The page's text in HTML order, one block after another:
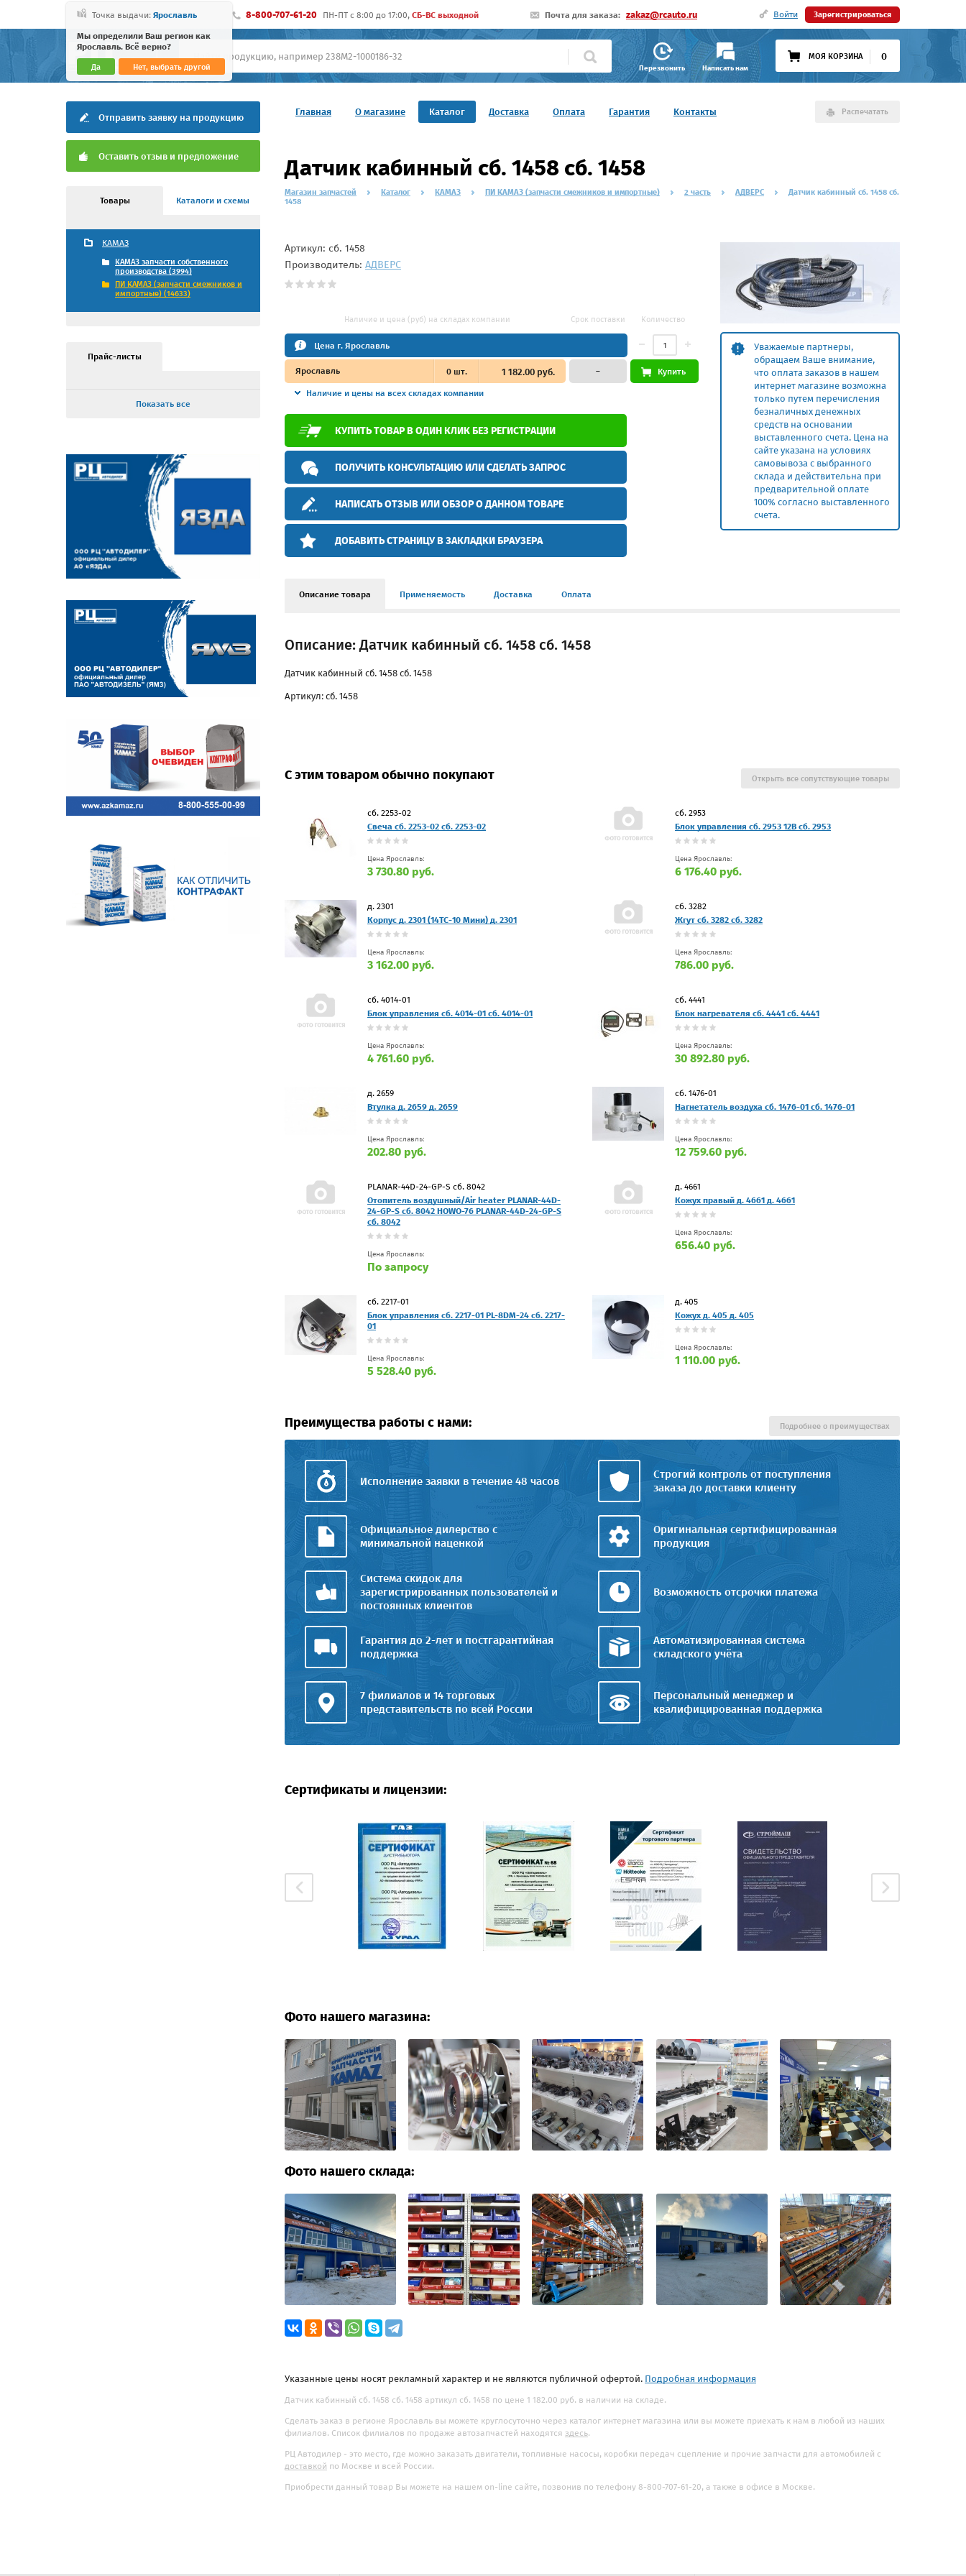
Точка выдачи: Ярославль
Мы определили Ваш регион как
Ярославль. Всё верно?
Да Нет, выбрать другой
8-800-707-61-20 ПН-ПТ c 8:00 до 17:00, СБ-ВС выходной Почта для заказа: zakaz@rcauto.ru Войти Зарегистрироваться
Перезвонить Написать нам
МОЯ КОРЗИНА 0
Главная О магазине Каталог Доставка Оплата Гарантия Контакты Распечатать
Отправить заявку на продукцию
Оставить отзыв и предложение
Товары Каталоги и схемы
КАМАЗ
КАМАЗ запчасти собственного
производства (3994)
ПИ КАМАЗ (запчасти смежников и
импортные) (14633)
Прайс-листы
Показать все
Датчик кабинный сб. 1458 сб. 1458
Магазин запчастей Каталог КАМАЗ ПИ КАМАЗ (запчасти смежников и импортные) 2 часть АДВЕРС
Датчик кабинный сб. 1458 сб.
1458
Уважаемые партнеры,
обращаем Ваше внимание,
что оплата заказов в нашем
интернет магазине возможна
только путем перечисления
безналичных денежных
средств на основании
выставленного счета. Цена на
сайте указана на условиях
самовывоза с выбранного
склада и действительна при
предварительной оплате
100% согласно выставленного
счета.
Артикул: сб. 1458
Производитель: АДВЕРС
Наличие и цена (руб) на складах компании Срок поставки Количество
Цена г. Ярославль
Ярославль 0шт. 1 182.00 руб.
Наличие и цены на всех складах компании
– Купить
КУПИТЬ ТОВАР В ОДИН КЛИК БЕЗ РЕГИСТРАЦИИ
ПОЛУЧИТЬ КОНСУЛЬТАЦИЮ ИЛИ СДЕЛАТЬ ЗАПРОС
НАПИСАТЬ ОТЗЫВ ИЛИ ОБЗОР О ДАННОМ ТОВАРЕ
ДОБАВИТЬ СТРАНИЦУ В ЗАКЛАДКИ БРАУЗЕРА
Описание товара Применяемость Доставка Оплата
Описание: Датчик кабинный сб. 1458 сб. 1458
Датчик кабинный сб. 1458 сб. 1458
Артикул: сб. 1458
С этим товаром обычно покупают
сб. 2253-02
Свеча сб. 2253-02 сб. 2253-02
Цена Ярославль:
3 730.80 руб.
сб. 2953
Блок управления сб. 2953 12В сб. 2953
Цена Ярославль:
6 176.40 руб.
д. 2301
Корпус д. 2301 (14ТС-10 Мини) д. 2301
Цена Ярославль:
3 162.00 руб.
сб. 3282
Жгут сб. 3282 сб. 3282
Цена Ярославль:
786.00 руб.
сб. 4014-01
Блок управления сб. 4014-01 сб. 4014-01
Цена Ярославль:
4 761.60 руб.
сб. 4441
Блок нагревателя сб. 4441 сб. 4441
Цена Ярославль:
30 892.80 руб.
д. 2659
Втулка д. 2659 д. 2659
Цена Ярославль:
202.80 руб.
сб. 1476-01
Нагнетатель воздуха сб. 1476-01 сб. 1476-01
Цена Ярославль:
12 759.60 руб.
PLANAR-44D-24-GP-S сб. 8042
Отопитель воздушный/Air heater PLANAR-44D-
24-GP-S сб. 8042 HOWO-76 PLANAR-44D-24-GP-S
сб. 8042
Цена Ярославль:
По запросу
д. 4661
Кожух правый д. 4661 д. 4661
Цена Ярославль:
656.40 руб.
сб. 2217-01
Блок управления сб. 2217-01 PL-8DM-24 сб. 2217-
01
Цена Ярославль:
5 528.40 руб.
д. 405
Кожух д. 405 д. 405
Цена Ярославль:
1 110.00 руб.
Открыть все сопутствующие товары
Преимущества работы с нами:
Исполнение заявки в течение 48 часов
Строгий контроль от поступления
заказа до доставки клиенту
Официальное дилерство с
минимальной наценкой
Оригинальная сертифицированная
продукция
Система скидок для
зарегистрированных пользователей и
постоянных клиентов
Возможность отсрочки платежа
Гарантия до 2-лет и постгарантийная
поддержка
Автоматизированная система
складского учёта
7 филиалов и 14 торговых
представительств по всей России
Персональный менеджер и
квалифицированная поддержка
Подробнее о преимуществах
Сертификаты и лицензии:
Фото нашего магазина:
Фото нашего склада:
Указанные цены носят рекламный характер и не являются публичной офертой. Подробная информация
Датчик кабинный сб. 1458 сб. 1458 артикул сб. 1458 по цене 1 182.00 руб. в наличии на складе.
Сделать заказ в регионе Ярославль вы можете круглосуточно через каталог интернет магазина или вы можете приехать к нам в любой из наших
филиалов. Список филиалов по продаже автозапчастей находятся здесь.
РЦ Автодилер - это место, где можно заказать двигатели, топливные насосы, коробки передач сцепление и прочие запчасти для автомобилей с
доставкой по Москве и всей России.
Приобрести данный товар Вы можете на нашем on-line сайте, позвонив по телефону 8-800-707-61-20, а также в офисе в Москве.